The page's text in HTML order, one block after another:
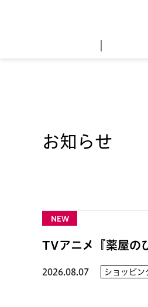
お知らせ
NEW
TVアニメ『薬屋の
2026.08.07 ショッピン